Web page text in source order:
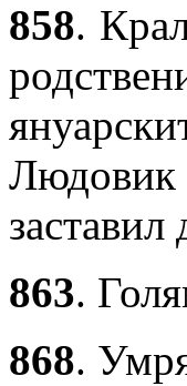
858.
Людовик
заставил
863.
868.